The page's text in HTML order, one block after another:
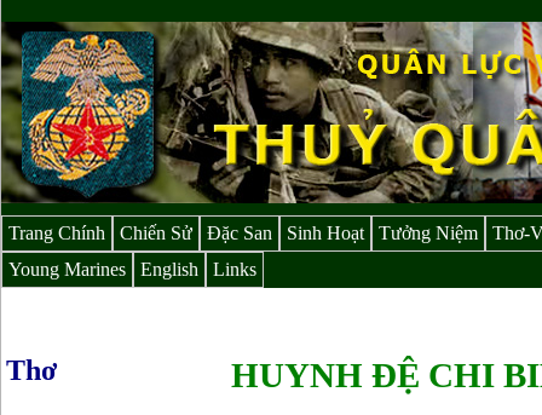
Trang Chính Chiến Sử Đặc San Sinh Hoạt Tưởng Niệm
Thơ-
Young Marines
English Links
Thơ HUYNH ĐỆ CHI